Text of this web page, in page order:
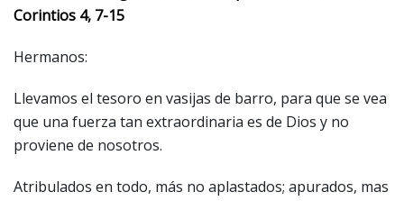
Corintios 4, 7-15
Hermanos:
Llevamos el tesoro en vasijas de barro, para que se vea
que una fuerza tan extraordinaria es de Dios y no
proviene de nosotros.
Atribulados en todo, más no aplastados; apurados, mas